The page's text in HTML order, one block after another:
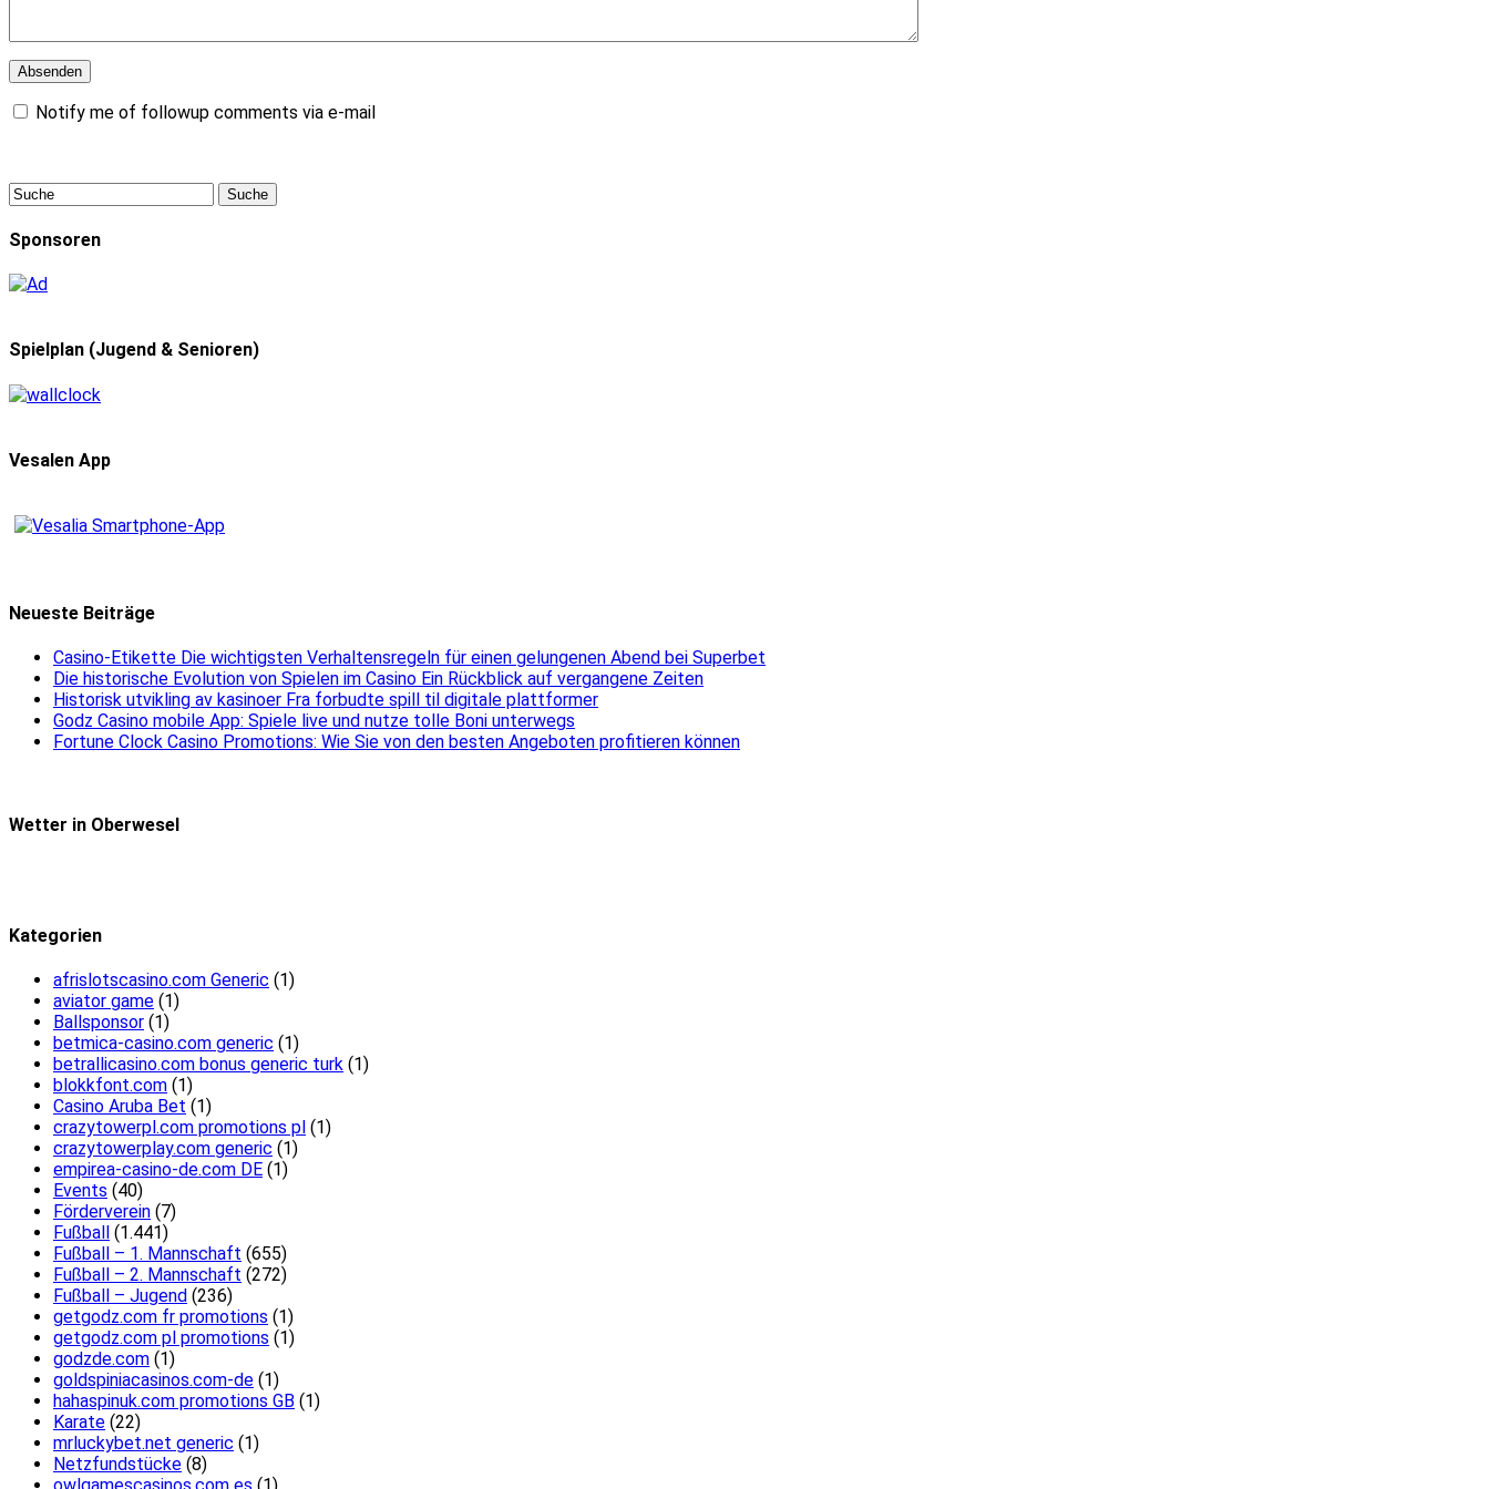
Notify me of followup comments via e-mail
Sponsoren
Spielplan (Jugend & Senioren)
Vesalen App
Neueste Beiträge
Casino-Etikette Die wichtigsten Verhaltensregeln für einen gelungenen Abend bei Superbet
Die historische Evolution von Spielen im Casino Ein Rückblick auf vergangene Zeiten
Historisk utvikling av kasinoer Fra forbudte spill til digitale plattformer
Godz Casino mobile App: Spiele live und nutze tolle Boni unterwegs
Fortune Clock Casino Promotions: Wie Sie von den besten Angeboten profitieren können
Wetter in Oberwesel
Kategorien
afrislotscasino.com Generic (1)
aviator game (1)
Ballsponsor (1)
betmica-casino.com generic (1)
betrallicasino.com bonus generic turk (1)
blokkfont.com (1)
Casino Aruba Bet (1)
crazytowerpl.com promotions pl (1)
crazytowerplay.com generic (1)
empirea-casino-de.com DE (1)
Events (40)
Förderverein (7)
Fußball (1.441)
Fußball – 1. Mannschaft (655)
Fußball – 2. Mannschaft (272)
Fußball – Jugend (236)
getgodz.com fr promotions (1)
getgodz.com pl promotions (1)
godzde.com (1)
goldspiniacasinos.com-de (1)
hahaspinuk.com promotions GB (1)
Karate (22)
mrluckybet.net generic (1)
Netzfundstücke (8)